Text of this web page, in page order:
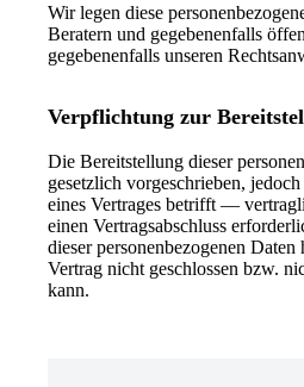
Wir legen diese
Beratern und gegebenenfalls
gegebenenfalls unseren
Verpflichtung zur
Die Bereitstellung dieser
gesetzlich vorgeschrieben,
eines Vertrages betrifft —
einen Vertragsabschluss
dieser personenbezogenen
Vertrag nicht geschlossen bzw.
kann.